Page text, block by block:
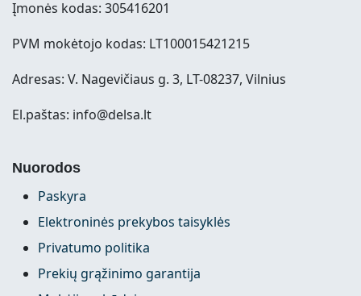
Įmonės kodas: 305416201
PVM mokėtojo kodas: LT100015421215
Adresas: V. Nagevičiaus g. 3, LT-08237, Vilnius
El.paštas: info@delsa.lt
Nuorodos
Paskyra
Elektroninės prekybos taisyklės
Privatumo politika
Prekių grąžinimo garantija